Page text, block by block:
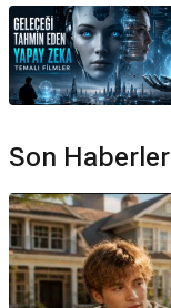
Son Haberler